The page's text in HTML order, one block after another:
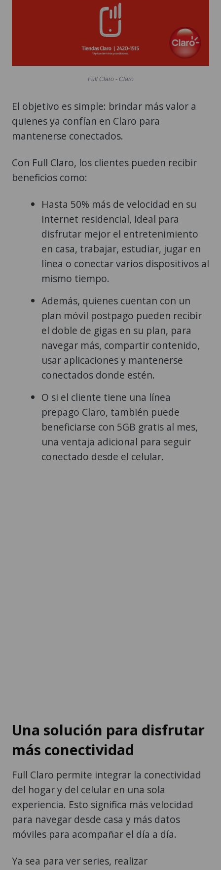
Full Claro - Claro
El objetivo es simple: brindar más valor a
quienes ya confían en Claro para
mantenerse conectados.
Con Full Claro, los clientes pueden recibir
beneficios como:
Hasta 50% más de velocidad en su
internet residencial, ideal para
disfrutar mejor el entretenimiento
en casa, trabajar, estudiar, jugar en
línea o conectar varios dispositivos al
mismo tiempo.
Además, quienes cuentan con un
plan móvil postpago pueden recibir
el doble de gigas en su plan, para
navegar más, compartir contenido,
usar aplicaciones y mantenerse
conectados donde estén.
O si el cliente tiene una línea
prepago Claro, también puede
beneficiarse con 5GB gratis al mes,
una ventaja adicional para seguir
conectado desde el celular.
Una solución para disfrutar
más conectividad
Full Claro permite integrar la conectividad
del hogar y del celular en una sola
experiencia. Esto significa más velocidad
para navegar desde casa y más datos
móviles para acompañar el día a día.
Ya sea para ver series, realizar